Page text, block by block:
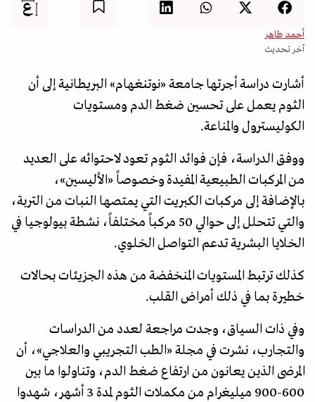
أحمد طاهر
آخر تحديث
أشارت دراسة أجرتها جامعة «نوتنغهام» البريطانية إلى أن
الثوم يعمل على تحسين ضغط الدم ومستويات
الكوليسترول والمناعة.
ووفق الدراسة، فإن فوائد الثوم تعود لاحتوائه على العديد
من المركبات الطبيعية المفيدة وخصوصاً «الأليسين»،
بالإضافة إلى مركبات الكبريت التي يمتصها النبات من التربة،
والتي تتحلل إلى حوالي 50 مركباً مختلفاً، نشطة بيولوجيا في
الخلايا البشرية تدعم التواصل الخلوي.
كذلك ترتبط المستويات المنخفضة من هذه الجزيئات بحالات
خطيرة بما في ذلك أمراض القلب.
وفي ذات السياق، وجدت مراجعة لعدد من الدراسات
والتجارب، نشرت في مجلة «الطب التجريبي والعلاجي»، أن
المرضى الذين يعانون من ارتفاع ضغط الدم، وتناولوا ما بين
600-900 ميليغرام من مكملات الثوم لمدة 3 أشهر، شهدوا